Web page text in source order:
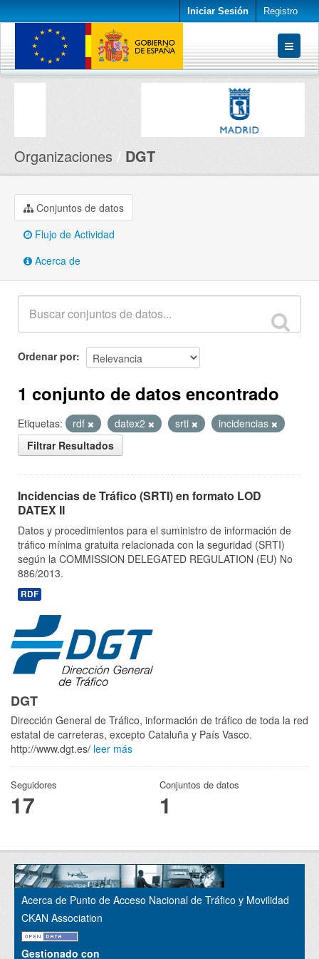
Iniciar Sesión Registro
Conjuntos de datos
Organizaciones DGT
Conjuntos de datos
Flujo de Actividad
Acerca de
Ordenar por
1 conjunto de datos encontrado
Etiquetas: rdf datex2 srti
incidencias
Filtrar Resultados
Incidencias de Tráfico (SRTI) en formato LOD
DATEX II
Datos y procedimientos para el suministro de información de
tráfico mínima gratuita relacionada con la seguridad (SRTI)
según la COMMISSION DELEGATED REGULATION (EU) No
886/2013.
RDF
DGT
Dirección General de Tráfico, información de tráfico de toda la red
estatal de carreteras, excepto Cataluña y País Vasco.
http://www.dgt.es/ leer más
Seguidores
17
Conjuntos de datos
1
Acerca de Punto de Acceso Nacional de Tráfico y Movilidad
CKAN Association
Gestionado con